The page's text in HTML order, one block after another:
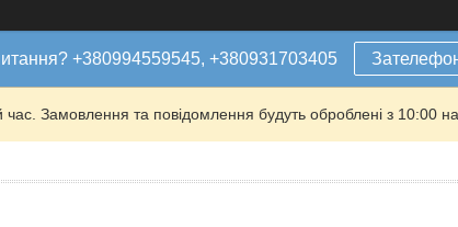
+380994559545, +380931703405
час. Замовлення та повідомлення будуть оброблені з 10:00